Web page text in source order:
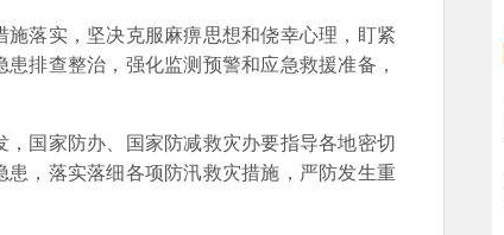
落实，坚决克服麻痹思想和侥幸心理，盯紧
排查整治，强化监测预警和应急救援准备，
国家防办、国家防减救灾办要指导各地密切
，落实落细各项防汛救灾措施，严防发生重